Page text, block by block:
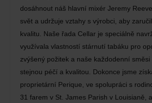
dosáhnout náš hlavní mixér Jeremy
svět a udržuje vztahy s výrobci, aby
kvalitu. Naše řada Cellar je speciálně
využívala vlastností stárnutí tabáku pro
zvýšený požitek a naše každodenní
stejnou péčí a kvalitou. Dokonce jsme
proprietární Perique, ve spolupráci s
31 farem v St. James Parish v Louisianě,